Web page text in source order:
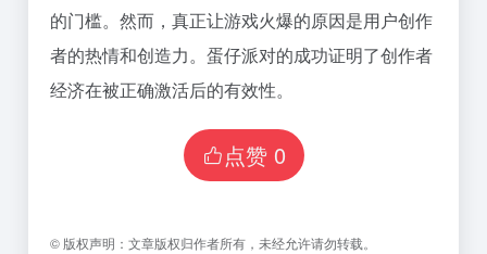
的门槛。然而，真正让游戏火爆的原因是用户创作
者的热情和创造力。蛋仔派对的成功证明了创作者
经济在被正确激活后的有效性。
点赞 0
© 版权声明： 文章版权归作者所有，未经允许请勿转载。